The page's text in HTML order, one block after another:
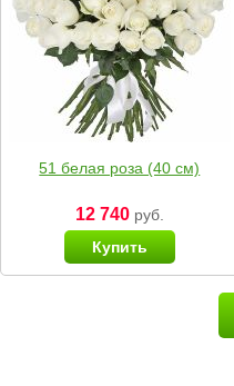
51 белая роза (40 см)
12 740руб.
Купить